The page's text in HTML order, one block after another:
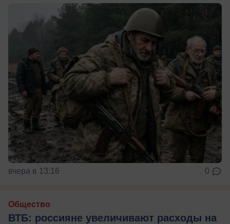
вчера в 13:16 0
Общество
ВТБ: россияне увеличивают расходы на